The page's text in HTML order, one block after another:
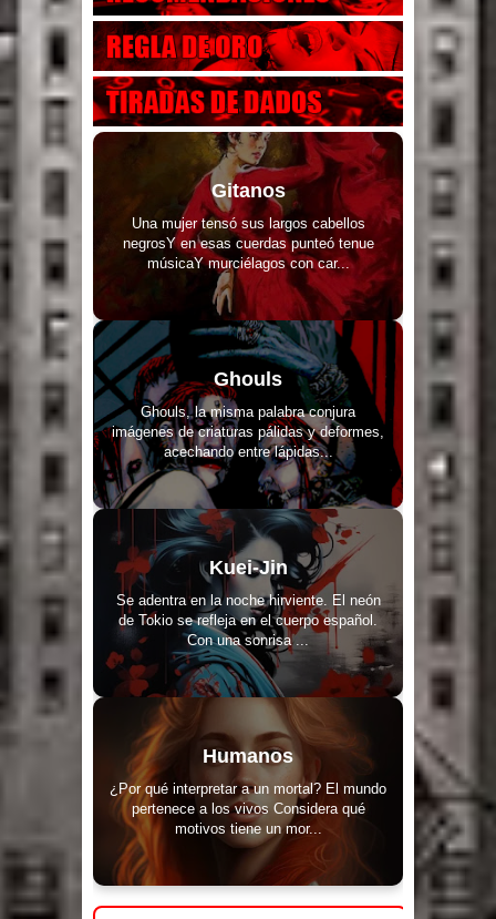
Gitanos
Una mujer tensó sus largos cabellos
negrosY en esas cuerdas punteó tenue
músicaY murciélagos con car...
Ghouls
Ghouls, la misma palabra conjura
imágenes de criaturas pálidas y deformes,
acechando entre lápidas...
Kuei-Jin
Se adentra en la noche hirviente. El neón
de Tokio se refleja en el cuerpo español.
Con una sonrisa ...
Humanos
¿Por qué interpretar a un mortal? El mundo
pertenece a los vivos Considera qué
motivos tiene un mor...